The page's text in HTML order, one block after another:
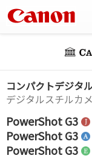
コンパクトデジタ
デジタルスチルカ
PowerShot G3
PowerShot G3
PowerShot G3